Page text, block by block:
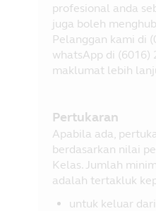
profesional anda
juga boleh
Pelanggan kami di
whatsApp di (6016)
maklumat lebih
Pertukaran
Apabila ada,
berdasarkan nilai
Kelas. Jumlah
adalah tertakluk
untuk keluar